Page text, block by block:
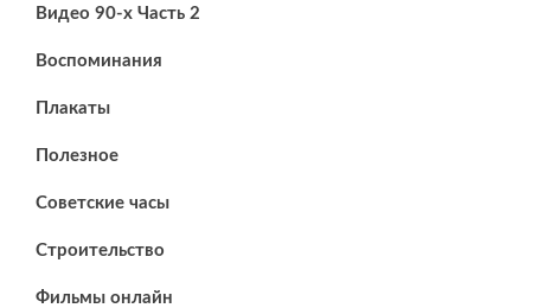
Видео 90-х Часть 2
Воспоминания
Плакаты
Полезное
Советские часы
Строительство
Фильмы онлайн